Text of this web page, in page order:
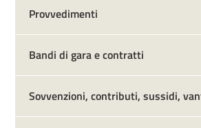
Provvedimenti
Bandi di gara e contratti
Sovvenzioni, contributi, sussidi,